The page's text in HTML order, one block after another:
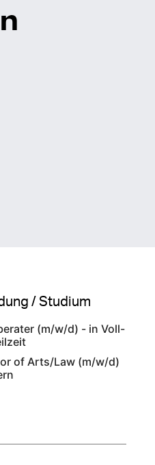
/ Studium
(m/w/d) - in Voll-
of Arts/Law (m/w/d)